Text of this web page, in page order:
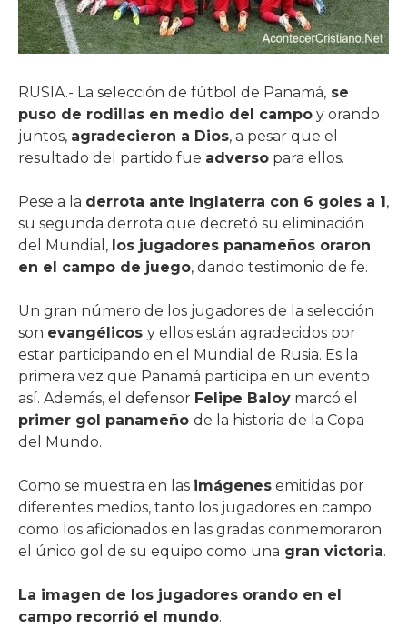
RUSIA.- La selección de fútbol de Panamá, se
puso de rodillas en medio del campo y orando
juntos, agradecieron a Dios, a pesar que el
resultado del partido fue adverso para ellos.
Pese a la derrota ante Inglaterra con 6 goles a 1,
su segunda derrota que decretó su eliminación
del Mundial, los jugadores panameños oraron
en el campo de juego, dando testimonio de fe.
Un gran número de los jugadores de la selección
son evangélicos y ellos están agradecidos por
estar participando en el Mundial de Rusia. Es la
primera vez que Panamá participa en un evento
así. Además, el defensor Felipe Baloy marcó el
primer gol panameño de la historia de la Copa
del Mundo.
Como se muestra en las imágenes emitidas por
diferentes medios, tanto los jugadores en campo
como los aficionados en las gradas conmemoraron
el único gol de su equipo como una gran victoria.
La imagen de los jugadores orando en el
campo recorrió el mundo.